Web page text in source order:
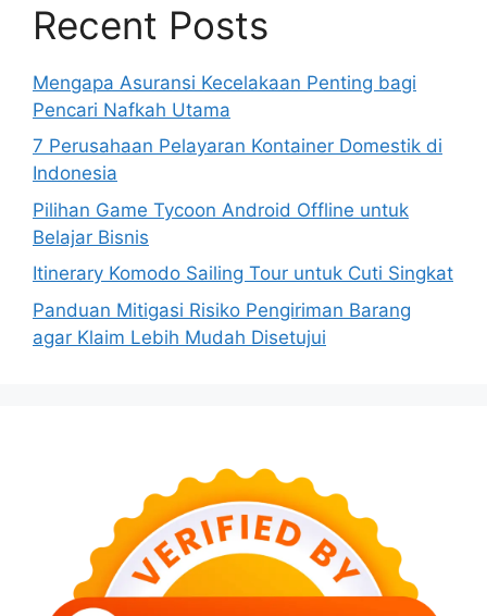
Recent Posts
Mengapa Asuransi Kecelakaan Penting bagi
Pencari Nafkah Utama
7 Perusahaan Pelayaran Kontainer Domestik di
Indonesia
Pilihan Game Tycoon Android Offline untuk
Belajar Bisnis
Itinerary Komodo Sailing Tour untuk Cuti Singkat
Panduan Mitigasi Risiko Pengiriman Barang
agar Klaim Lebih Mudah Disetujui